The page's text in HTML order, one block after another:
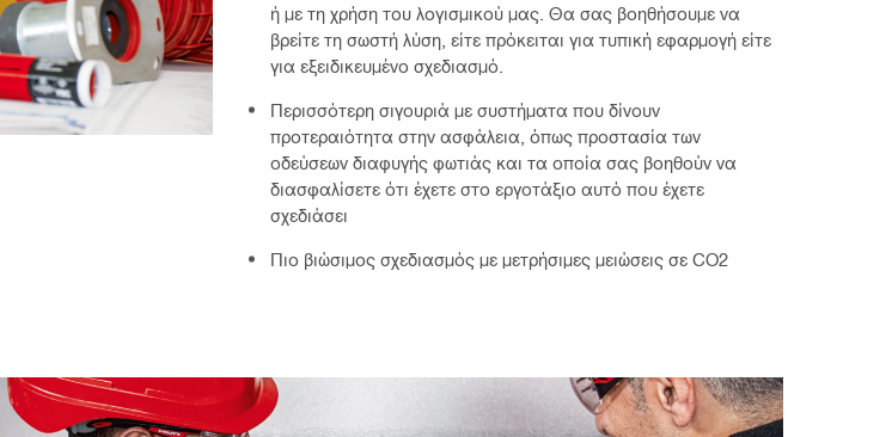
ή με τη χρήση του λογισμικού μας. Θα σας βοηθήσουμε να
βρείτε τη σωστή λύση, είτε πρόκειται για τυπική εφαρμογή είτε
για εξειδικευμένο σχεδιασμό.
Περισσότερη σιγουριά με συστήματα που δίνουν
προτεραιότητα στην ασφάλεια, όπως προστασία των
οδεύσεων διαφυγής φωτιάς και τα οποία σας βοηθούν να
διασφαλίσετε ότι έχετε στο εργοτάξιο αυτό που έχετε
σχεδιάσει
Πιο βιώσιμος σχεδιασμός με μετρήσιμες μειώσεις σε CO2